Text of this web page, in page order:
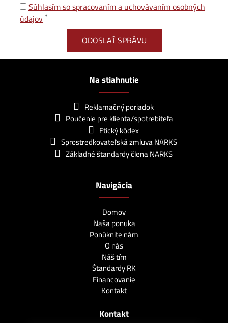
Súhlasím so spracovaním a uchovávaním osobných
údajov *
Na stiahnutie
Reklamačný poriadok
Poučenie pre klienta/spotrebiteľa
Etický kódex
Sprostredkovateľská zmluva NARKS
Základné štandardy člena NARKS
Navigácia
Domov
Naša ponuka
Ponúknite nám
O nás
Náš tím
Štandardy RK
Financovanie
Kontakt
Kontakt